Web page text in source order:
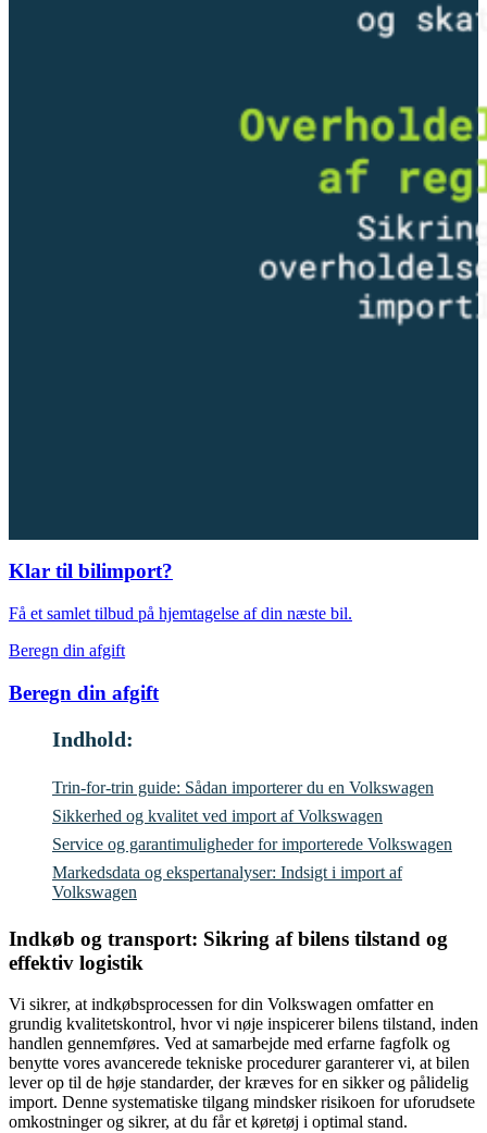
Klar til bilimport?
Få et samlet tilbud på hjemtagelse af din næste bil.
Beregn din afgift
Beregn din afgift
Indhold:
Trin-for-trin guide: Sådan importerer du en Volkswagen
Sikkerhed og kvalitet ved import af Volkswagen
Service og garantimuligheder for importerede Volkswagen
Markedsdata og ekspertanalyser: Indsigt i import af
Volkswagen
Indkøb og transport: Sikring af bilens tilstand og
effektiv logistik
Vi sikrer, at indkøbsprocessen for din Volkswagen omfatter en
grundig kvalitetskontrol, hvor vi nøje inspicerer bilens tilstand, inden
handlen gennemføres. Ved at samarbejde med erfarne fagfolk og
benytte vores avancerede tekniske procedurer garanterer vi, at bilen
lever op til de høje standarder, der kræves for en sikker og pålidelig
import. Denne systematiske tilgang mindsker risikoen for uforudsete
omkostninger og sikrer, at du får et køretøj i optimal stand.